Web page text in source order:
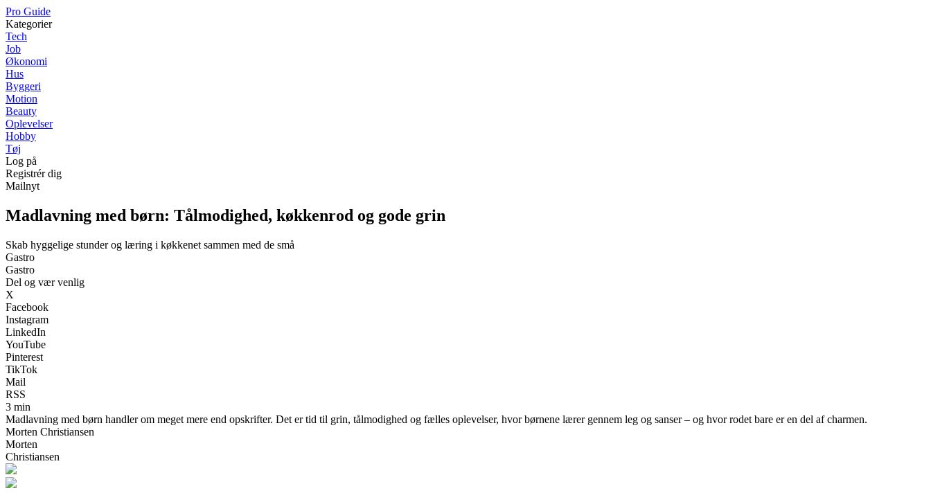
Pro Guide
Kategorier
Tech
Job
Økonomi
Hus
Byggeri
Motion
Beauty
Oplevelser
Hobby
Tøj
Log på
Registrér dig
Mailnyt
Madlavning med børn: Tålmodighed, køkkenrod og gode grin
Skab hyggelige stunder og læring i køkkenet sammen med de små
Gastro
Gastro
Del og vær venlig
X
Facebook
Instagram
LinkedIn
YouTube
Pinterest
TikTok
Mail
RSS
3 min
Madlavning med børn handler om meget mere end opskrifter. Det er tid til grin, tålmodighed og fælles oplevelser, hvor børnene lærer gennem leg og sanser – og hvor rodet bare er en del af charmen.
Morten Christiansen
Morten
Christiansen